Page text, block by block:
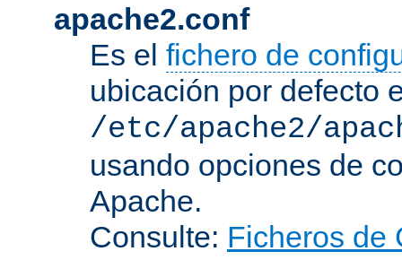
apache2.conf
Es el fichero de
ubicación por defecto
/etc/apache2/
usando opciones de
Apache.
Consulte: Ficheros de